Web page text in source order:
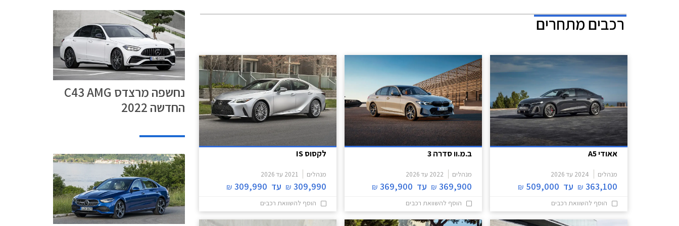
מרכב הסטיישן שנחשף אף הוא מציג עיצוב נאה עם
רכבים מתחרים
אאודי A5
מנהלים 2024 עד2026
363,100
₪ עד 509,000
₪
הוסף להשוואת רכבים
ב.מ.וו סדרה 3
מנהלים 2022 עד2026
369,900
₪ עד 369,900
₪
הוסף להשוואת רכבים
לקסוס IS
מנהלים 2021 עד2026
309,990
₪ עד 309,990
₪
הוסף להשוואת רכבים
נחשפה מרצדס C43 AMG
החדשה 2022